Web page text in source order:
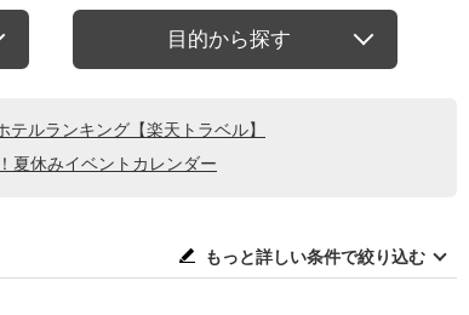
目的から探す
ルランキング【楽天トラベル】
夏休みイベントカレンダー
もっと詳しい条件で絞り込む